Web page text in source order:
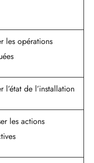
les opérations
l’état de l’installation
les actions